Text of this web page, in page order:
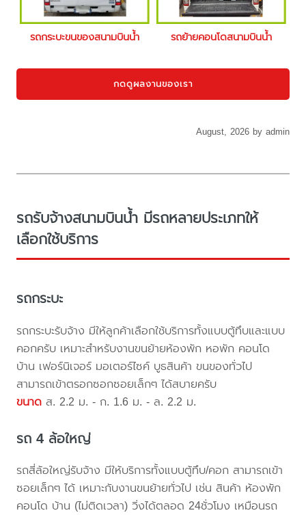
รถกระบะขนของสนามบินน้ำ รถย้ายคอนโดสนามบินน้ำ
กดดูผลงานของเรา
August, 2026 by admin
รถรับจ้างสนามบินน้ำ มีรถหลายประเภทให้
เลือกใช้บริการ
รถกระบะ
รถกระบะรับจ้าง มีให้ลูกค้าเลือกใช้บริการทั้งแบบตู้ทึบและแบบ
คอกครับ เหมาะสำหรับงานขนย้ายห้องพัก หอพัก คอนโด
บ้าน เฟอร์นิเจอร์ มอเตอร์ไซค์ บูธสินค้า ขนของทั่วไป
สามารถเข้าตรอกซอกซอยเล็กๆ ได้สบายครับ
ขนาด ส. 2.2 ม. - ก. 1.6 ม. - ล. 2.2 ม.
รถ 4 ล้อใหญ่
รถสี่ล้อใหญ่รับจ้าง มีให้บริการทั้งแบบตู้ทึบ/คอก สามารถเข้า
ซอยเล็กๆ ได้ เหมาะกับงานขนย้ายทั่วไป เช่น สินค้า ห้องพัก
คอนโด บ้าน (ไม่ติดเวลา) วิ่งได้ตลอด 24ชั่วโมง เหมือนรถ